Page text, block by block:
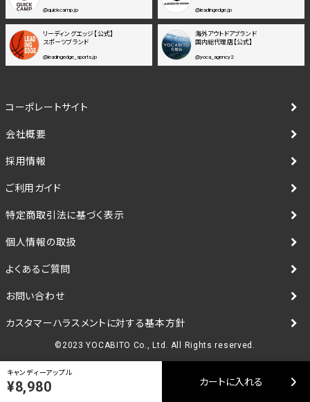
キャンディーアップル
¥8,980 カートに入れる
@quickcamp.jp @leadingedge.jp
リーディングエッジ【公式】
スポーツブランド
@leadingedge_sports.jp
海外アウトドアブランド
国内総代理店【公式】
@yoca_agency2
コーポレートサイト
会社概要
採用情報
ご利用ガイド
特定商取引法に基づく表示
個人情報の取扱
よくあるご質問
お問い合わせ
カスタマーハラスメントに対する基本方針
©2023 YOCABITO Co., Ltd. All Rights reserved.